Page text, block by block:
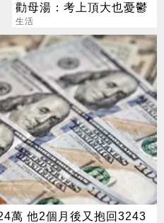
勸母湯：考上頂大也憂鬱
生活
萬 他2個月後又抱回3243